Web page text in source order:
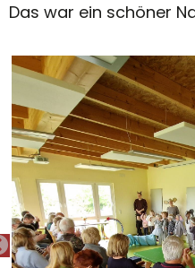
Das war ein schöner
PREVIOUS